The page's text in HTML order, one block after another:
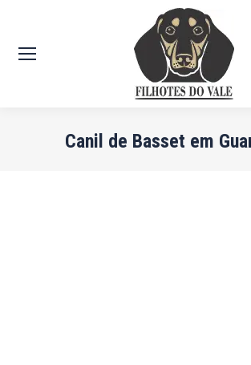
Canil de Basset em